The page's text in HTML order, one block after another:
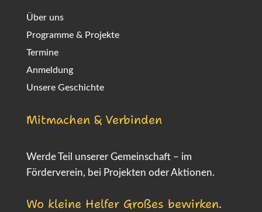
Über uns
Programme & Projekte
Termine
Anmeldung
Unsere Geschichte
Mitmachen & Verbinden
Werde Teil unserer Gemeinschaft – im
Förderverein, bei Projekten oder Aktionen.
Wo kleine Helfer Großes bewirken.